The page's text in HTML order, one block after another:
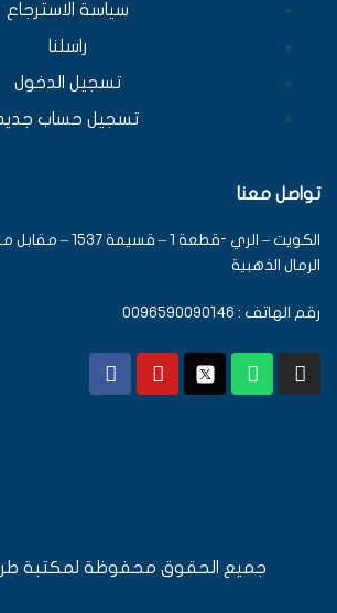
سياسة الاسترجاع
راسلنا
تسجيل الدخول
تسجيل حساب
تواصل معنا
الكويت – الري -قطعة 1
الرمال الذهبية
رقم الهاتف : 0096590090146
جميع الحقوق محفوظة لمكتبة طروس